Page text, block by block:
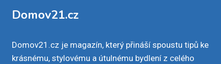
Domov21.cz
Domov21.cz je magazín, který přináší spoustu tipů ke
krásnému, stylovému a útulnému bydlení z celého